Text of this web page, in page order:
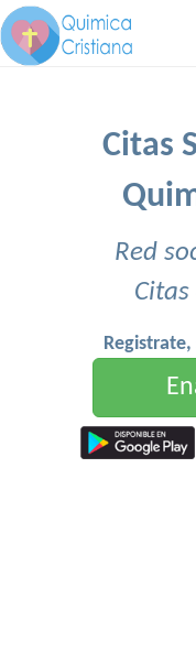
Citas
Red